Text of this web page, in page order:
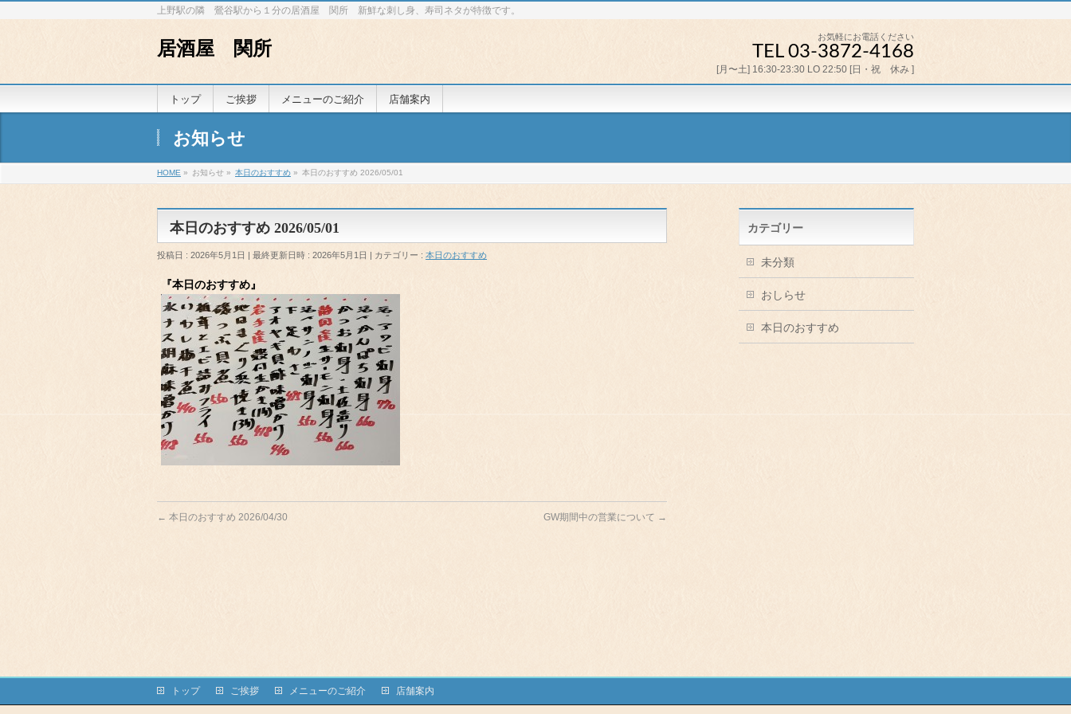
上野駅の隣 鶯谷駅から１分の居酒屋 関所 新鮮な刺し身、寿司ネタが特徴です。
居酒屋 関所
お気軽にお電話ください
TEL 03-3872-4168
[月〜土] 16:30-23:30 LO 22:50 [日・祝 休み ]
トップ ご挨拶 メニューのご紹介 店舗案内
お知らせ
HOME » お知らせ » 本日のおすすめ » 本日のおすすめ 2026/05/01
本日のおすすめ 2026/05/01
投稿日 : 2026年5月1日 最終更新日時 : 2026年5月1日 カテゴリー : 本日のおすすめ
『本日のおすすめ』
← 本日のおすすめ 2026/04/30 GW期間中の営業について →
カテゴリー
未分類
おしらせ
本日のおすすめ
トップ ご挨拶 メニューのご紹介 店舗案内